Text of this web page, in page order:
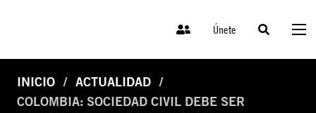
Únete
INICIO
ACTUALIDAD
COLOMBIA: SOCIEDAD CIVIL DEBE SER